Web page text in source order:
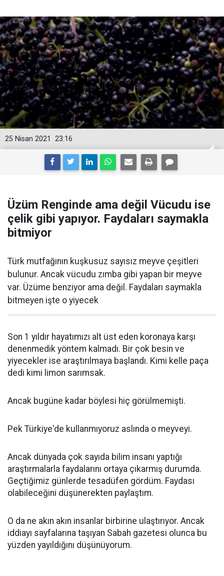
23:16
25 Nisan 2021
Üzüm Renginde ama değil Vücudu ise
çelik gibi yapıyor. Faydaları saymakla
bitmiyor
Türk mutfağının kuşkusuz sayısız meyve çeşitleri
bulunur. Ancak vücudu zımba gibi yapan bir meyve
var. Üzüme benziyor ama değil. Faydaları saymakla
bitmeyen işte o yiyecek
Son 1 yıldır hayatımızı alt üst eden koronaya karşı
denenmedik yöntem kalmadı. Bir çok besin ve
yiyecekler ise araştırılmaya başlandı. Kimi kelle paça
dedi kimi limon sarımsak.
Ancak bugüne kadar böylesi hiç görülmemişti.
Pek Türkiye'de kullanmıyoruz aslında o meyveyi.
Ancak dünyada çok sayıda bilim insanı yaptığı
araştırmalarla faydalarını ortaya çıkarmış durumda.
Geçtiğimiz günlerde tesadüfen gördüm. Faydası
olabileceğini düşünerekten paylaştım.
O da ne akın akın insanlar birbirine ulaştırıyor. Ancak
iddiayı sayfalarına taşıyan Sabah gazetesi olunca bu
yüzden yayıldığını düşünüyorum.